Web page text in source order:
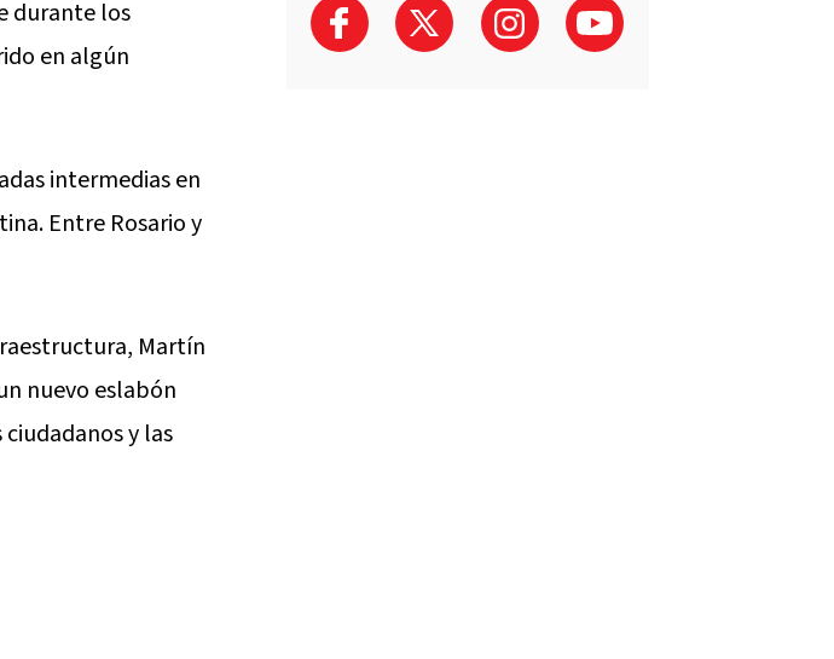
durante los
en algún
intermedias en
Entre Rosario y
Martín
nuevo eslabón
y las